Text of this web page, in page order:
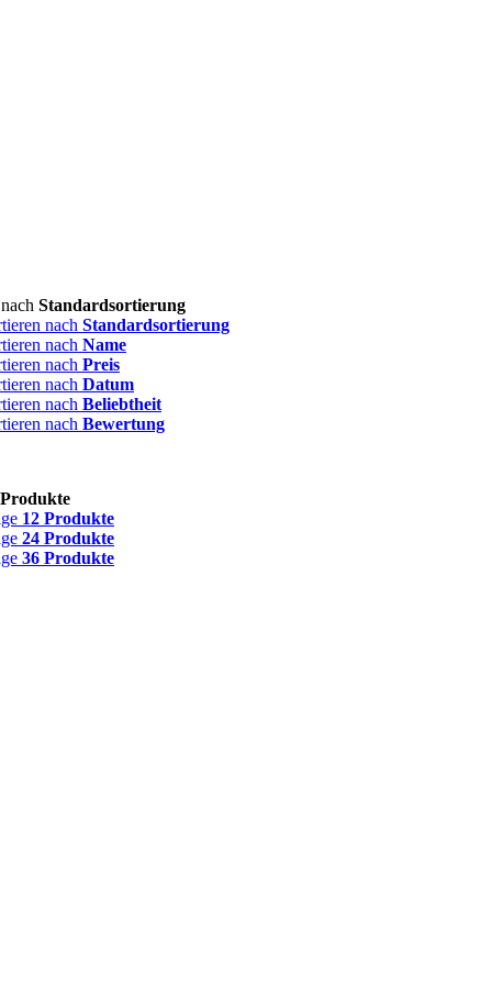
Standardsortierung
nach Standardsortierung
nach Name
nach Preis
nach Datum
nach Beliebtheit
nach Bewertung
12 Produkte
24 Produkte
36 Produkte